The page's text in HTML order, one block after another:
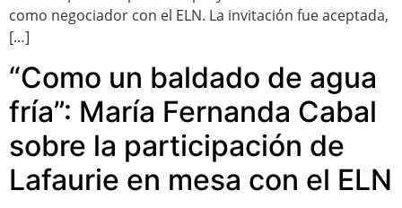
como negociador con el ELN. La invitación fue aceptada,
[…]
“Como un baldado de agua
fría”: María Fernanda Cabal
sobre la participación de
Lafaurie en mesa con el ELN